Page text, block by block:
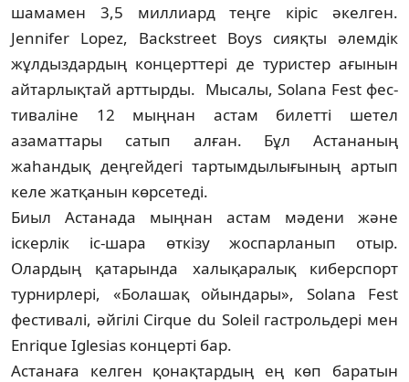
шамамен 3,5 миллиард теңге кіріс әкелген.
Jennifer Lopez, Backstreet Boys сияқты әлемдік
жұлдыздар­дың концерттері де туристер ағынын
айтар­лықтай арттырды. Мысалы, Solana Fest фес­
ти­валіне 12 мыңнан астам билетті шетел
азаматтары сатып алған. Бұл Астананың
жаһандық деңгейдегі тартымдылығының артып
келе жатқанын көрсетеді.
Биыл Астанада мыңнан астам мәдени және
іскерлік іс-шара өткізу жоспарланып отыр.
Олардың қатарында халықаралық киберспорт
турнирлері, «Болашақ ойын­дары», Solana Fest
фестивалі, әйгілі Cirque du Soleil гастрольдері мен
Enrique Iglesias концерті бар.
Астанаға келген қонақтардың ең көп баратын